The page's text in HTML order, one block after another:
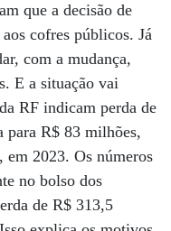
que a decisão de
cofres públicos. Já
com a mudança,
E a situação vai
RF indicam perda de
para R$ 83 milhões,
em 2023. Os números
no bolso dos
de R$ 313,5